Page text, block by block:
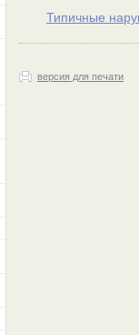
Типичные
версия для печати